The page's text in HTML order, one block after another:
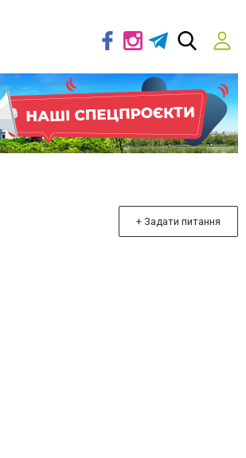
+ Задати питання